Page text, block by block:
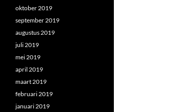
oktober 2019
september 2019
augustus 2019
juli 2019
mei 2019
april 2019
maart 2019
februari 2019
januari 2019